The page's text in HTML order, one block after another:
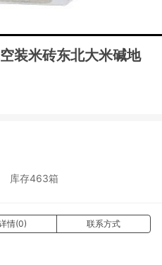
装米砖东北大米碱地
库存463箱
情(0) 联系方式